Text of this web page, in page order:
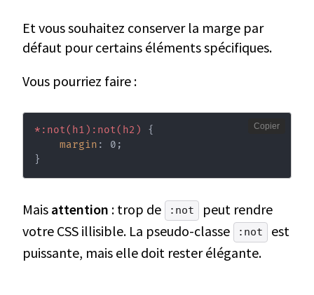
Et vous souhaitez conserver la marge par
défaut pour certains éléments spécifiques.
Vous pourriez faire :
*:not(h1):not(h2)
{
margin : 0 ;
}
Copier
Mais attention : trop de :not
peut rendre
votre CSS illisible. La pseudo-classe
:not
est
puissante, mais elle doit rester élégante.